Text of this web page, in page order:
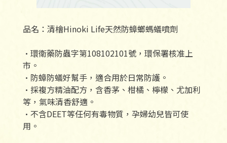
品名：清檜Hinoki Life天然防蟑螂螞蟻噴劑
•環衛藥防蟲字第108102101號，環保署核准上
市。
•防蟑防蟻好幫手，適合用於日常防護。
•採複方精油配方，含香茅、柑橘、檸檬、尤加利
等，氣味清香舒適。
•不含DEET等任何有毒物質，孕婦幼兒皆可使
用。